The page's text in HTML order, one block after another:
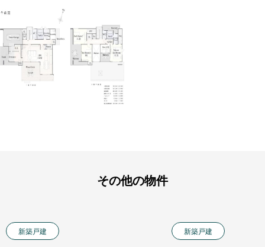
その他の物件
新築戸建 新築戸建